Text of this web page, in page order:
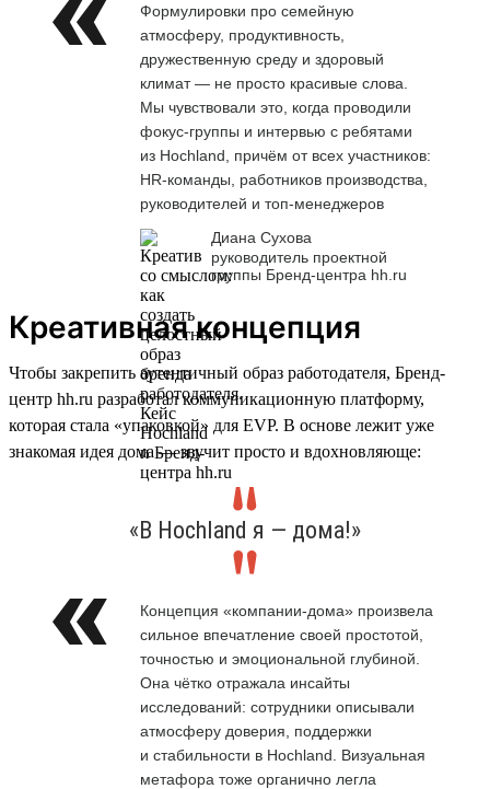
Формулировки про семейную
атмосферу, продуктивность,
дружественную среду и здоровый
климат — не просто красивые слова.
Мы чувствовали это, когда проводили
фокус-группы и интервью с ребятами
из Hochland, причём от всех участников:
HR-команды, работников производства,
руководителей и топ-менеджеров
Диана Сухова
руководитель проектной
группы Бренд-центра hh.ru
Креативная концепция
Чтобы закрепить аутентичный образ работодателя, Бренд-
центр hh.ru разработал коммуникационную платформу,
которая стала «упаковкой» для EVP. В основе лежит уже
знакомая идея дома — звучит просто и вдохновляюще:
«В Hochland я — дома!»
Концепция «компании-дома» произвела
сильное впечатление своей простотой,
точностью и эмоциональной глубиной.
Она чётко отражала инсайты
исследований: сотрудники описывали
атмосферу доверия, поддержки
и стабильности в Hochland. Визуальная
метафора тоже органично легла